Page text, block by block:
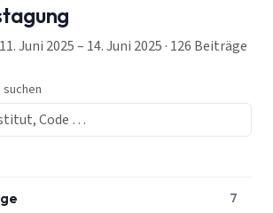
Juni 2025 – 14. Juni 2025 · 126 Beiträge
7